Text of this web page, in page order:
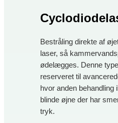
Bestråling direkte af
laser, så
ødelægges. Denne
reserveret til
hvor anden behandling
blinde øjne der har
tryk.